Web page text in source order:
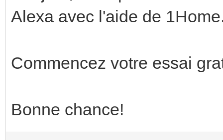
Alexa avec l'aide de
Commencez votre essai
Bonne chance!